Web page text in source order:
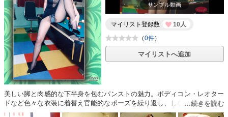
サンプル動画
マイリスト登録数
10人
（0件）
マイリストへ追加
美しい脚と肉感的な下半身を包むパンストの魅力。ボディコン・レオター
ドなど色々な衣装に着替え官能的なポーズを繰り返し、しなやかな肉体が
アナタを魅了する。